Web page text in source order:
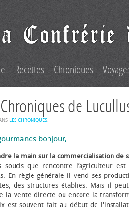
Recettes Chroniques
de
LES CHRONIQUES.
bonjour,
la main sur la commercialisation de
soucis que rencontre l’agriculteur
En règle générale il vend ses
des structures établies. Mais il
la vente directe ou encore la
est souvent fait au début de